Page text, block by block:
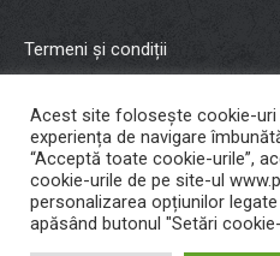
Termeni și condiții
Copyright © 2021 Malman Inter
Cariere
Acest site folosește cookie-uri
experiența de navigare
“Acceptă toate cookie-urile”,
cookie-urile de pe site-ul
personalizarea opțiunilor
apăsând butonul "Setări